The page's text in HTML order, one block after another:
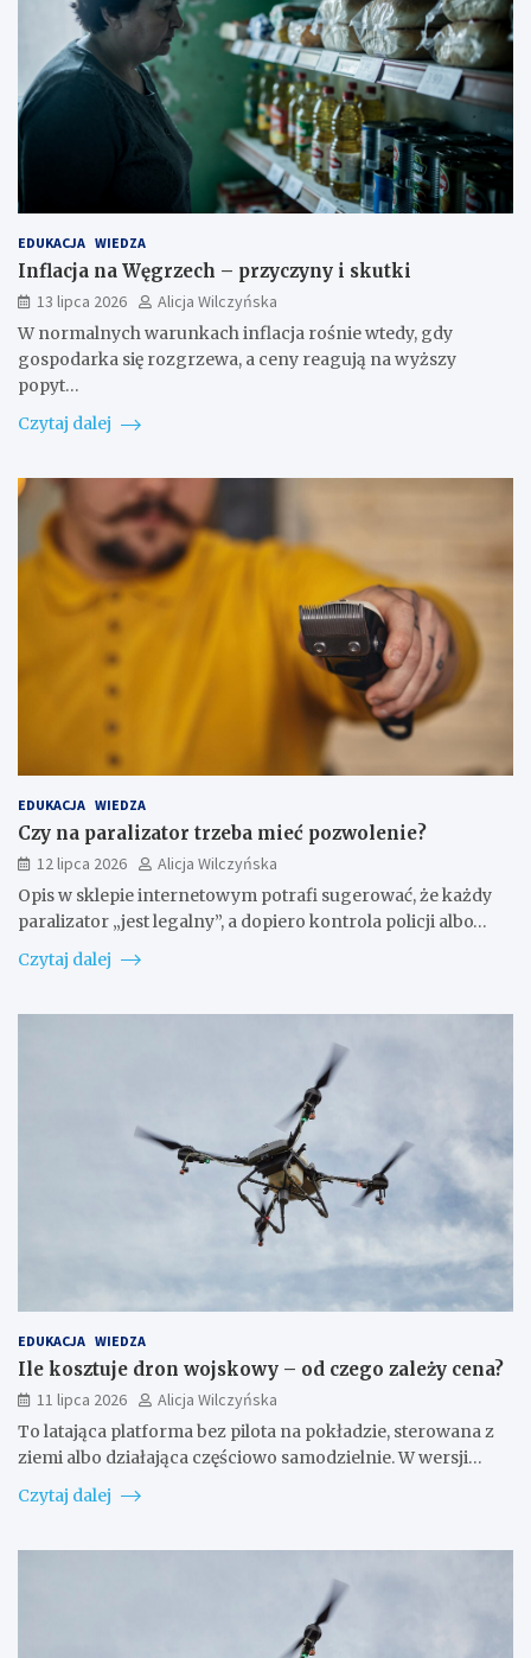
EDUKACJA WIEDZA
Inflacja na Węgrzech – przyczyny i skutki
13 lipca 2026
Alicja Wilczyńska
W normalnych warunkach inflacja rośnie wtedy, gdy
gospodarka się rozgrzewa, a ceny reagują na wyższy
popyt…
Czytaj dalej
EDUKACJA WIEDZA
Czy na paralizator trzeba mieć pozwolenie?
12 lipca 2026
Alicja Wilczyńska
Opis w sklepie internetowym potrafi sugerować, że każdy
paralizator „jest legalny”, a dopiero kontrola policji albo…
Czytaj dalej
EDUKACJA WIEDZA
Ile kosztuje dron wojskowy – od czego zależy cena?
11 lipca 2026
Alicja Wilczyńska
To latająca platforma bez pilota na pokładzie, sterowana z
ziemi albo działająca częściowo samodzielnie. W wersji…
Czytaj dalej